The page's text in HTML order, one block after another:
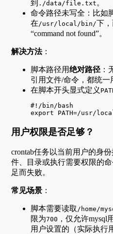
到 ./data/file.txt 。
命令路径未写全：比如
在 /usr/local/bin/下
“command not found”。
解决方法：
脚本路径用绝对路径 ：
引用文件/命令，都统一
在脚本开头显式定义
#!/bin/bash
export PATH=/usr/
用户权限是否足够？
crontab任务以当前用户的身
件、目录或执行需要权限的
足而失败。
常见场景 ：
脚本需要读取 /home/
限为700 ，仅允许mysql
用户设置的（实际执行